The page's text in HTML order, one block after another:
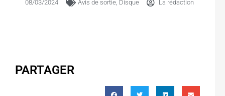
08/03/2024 Avis de sortie, Disque La rédaction
PARTAGER